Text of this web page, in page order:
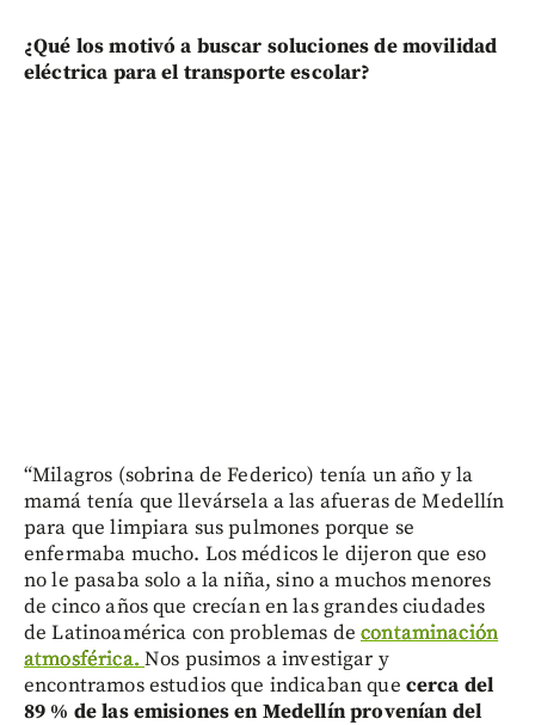
¿Qué los motivó a buscar soluciones de movilidad
eléctrica para el transporte escolar?
“Milagros (sobrina de Federico) tenía un año y la
mamá tenía que llevársela a las afueras de Medellín
para que limpiara sus pulmones porque se
enfermaba mucho. Los médicos le dijeron que eso
no le pasaba solo a la niña, sino a muchos menores
de cinco años que crecían en las grandes ciudades
de Latinoamérica con problemas decontaminación
atmosférica. Nos pusimos a investigar y
encontramos estudios que indicaban que cerca del
89 % de las emisiones en Medellín provenían del